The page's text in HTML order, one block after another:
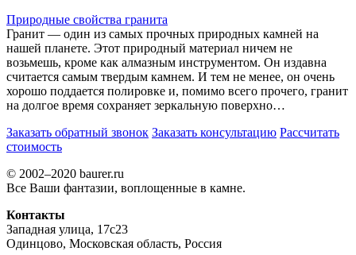
Природные свойства гранита
Гранит — один из самых прочных природных камней на
нашей планете. Этот природный материал ничем не
возьмешь, кроме как алмазным инструментом. Он издавна
считается самым твердым камнем. И тем не менее, он очень
хорошо поддается полировке и, помимо всего прочего, гранит
на долгое время сохраняет зеркальную поверхно…
Заказать обратный звонок Заказать консультацию Рассчитать
стоимость
© 2002–2020 baurer.ru
Все Ваши фантазии, воплощенные в камне.
Контакты
Западная улица, 17с23
Одинцово, Московская область, Россия